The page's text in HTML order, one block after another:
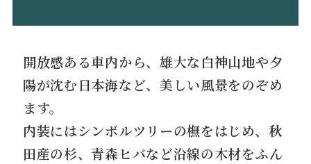
開放感ある車内から、雄大な白神山地や夕
陽が沈む日本海など、美しい風景をのぞめ
ます。
内装にはシンボルツリーの橅をはじめ、秋
田産の杉、青森ヒバなど沿線の木材をふん